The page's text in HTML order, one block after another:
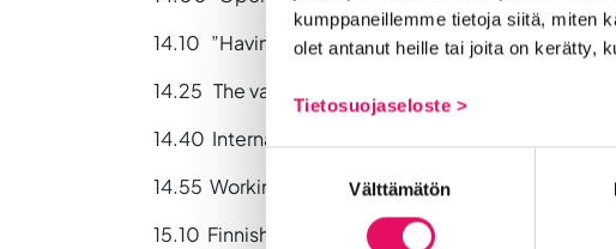
kumppaneillemme tietoja siitä, miten
olet antanut heille tai joita on kerätty,
Tietosuojaseloste >
valinta
Välttämätön
14.10 ”Having a multicultural office in Seinäjoki –
14.25 The value of networking to build your career
14.40 International recruitment – some basic things
14.55 Working in a company in Etelä-Pohjanmaa
15.10 Finnish working culture – What makes us